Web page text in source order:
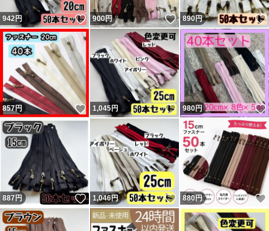
942円 いいね！
900円 いいね！
890円
857円 いいね！
1,045円 いいね！
980円
887円 いいね！
1,046円 いいね！
880円